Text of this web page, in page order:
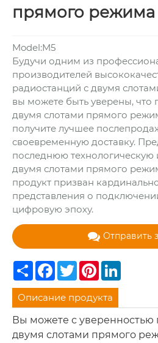
прямого режима
Model:M5
Будучи одним из
производителей
радиостанций с двумя
вы можете быть уверены, что
двумя слотами прямого
получите лучшее
своевременную доставку.
последнюю
двумя слотами прямого
продукт призван
представления о
цифровую эпоху.
Отправить
ShareFacebook
TwitterPinterest
Описание продукта
Вы можете с уверенностью
двумя слотами прямого